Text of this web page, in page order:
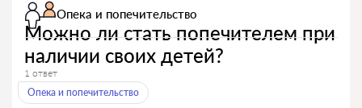
Опека и попечительство
Можно ли стать попечителем при
наличии своих детей?
1 ответ
Опека и попечительство